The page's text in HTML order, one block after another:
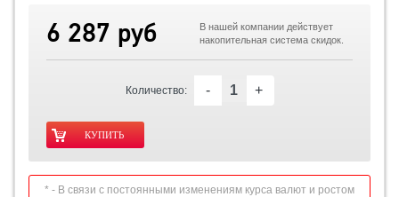
6 287 руб
В нашей компании действует
накопительная система скидок.
Количество: - +
* - В связи с постоянными изменениям курса валют и ростом